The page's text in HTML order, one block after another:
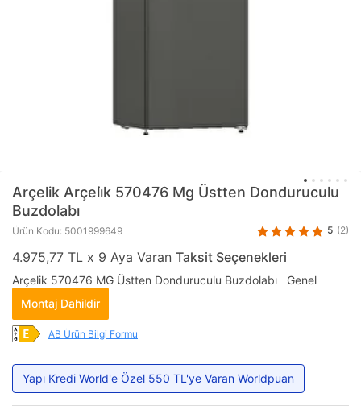
Arçelik Arçeli̇k 570476 Mg Üstten Donduruculu
Buzdolabı
Ürün Kodu: 5001999649 5 (2)
4.975,77 TL x 9 Aya Varan Taksit Seçenekleri
Arçelik 570476 MG Üstten Donduruculu Buzdolabı Genel
Montaj Dahildir
AB Ürün Bilgi Formu
Yapı Kredi World'e Özel 550 TL'ye Varan Worldpuan